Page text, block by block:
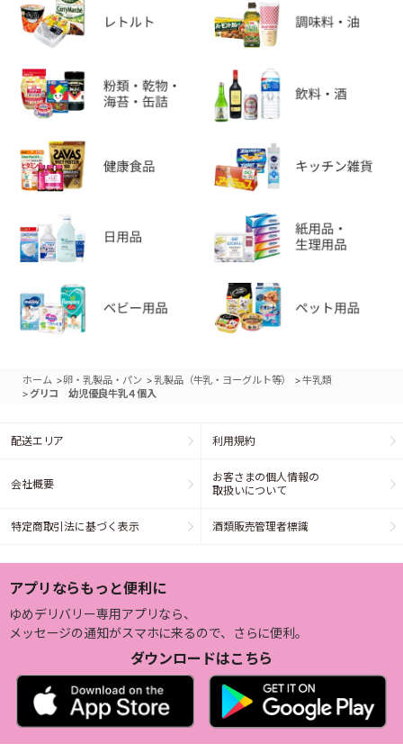
ホーム >卵・乳製品・パン >乳製品（牛乳・ヨーグルト等） >牛乳類
>グリコ 幼児優良牛乳４個入
配送エリア 利用規約
会社概要
お客さまの個人情報の
取扱いについて
特定商取引法に基づく表示 酒類販売管理者標識
アプリならもっと便利に
ゆめデリバリー専用アプリなら、
メッセージの通知がスマホに来るので、さらに便利。
ダウンロードはこちら